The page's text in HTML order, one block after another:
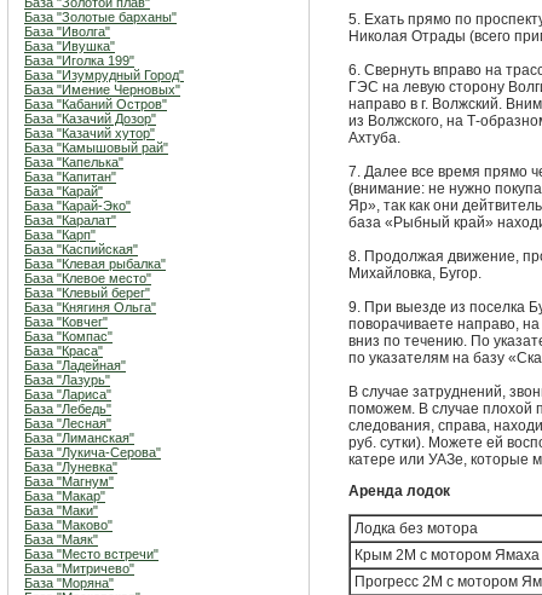
База "Золотые барханы"
База "Иволга"
База "Ивушка"
База "Иголка 199"
База "Изумрудный Город"
База "Имение Черновых"
База "Кабаний Остров"
База "Казачий Дозор"
База "Казачий хутор"
База "Камышовый рай"
База "Капелька"
База "Капитан"
База "Карай"
База "Карай-Эко"
База "Каралат"
База "Карп"
База "Каспийская"
База "Клевая рыбалка"
База "Клевое место"
База "Клевый берег"
База "Княгиня Ольга"
База "Ковчег"
База "Компас"
База "Краса"
База "Ладейная"
База "Лазурь"
База "Лариса"
База "Лебедь"
База "Лесная"
База "Лиманская"
База "Лукича-Серова"
База "Луневка"
База "Магнум"
База "Макар"
База "Маки"
База "Маково"
База "Маяк"
База "Место встречи"
База "Митричево"
База "Моряна"
5. Ехать прямо по
Николая Отрады (всего
6. Свернуть вправо на
ГЭС на левую сторону
направо в г. Волжский.
из Волжского, на Т-
Ахтуба.
7. Далее все время прямо
(внимание: не нужно
Яр», так как они
база «Рыбный край»
8. Продолжая движение,
Михайловка, Бугор.
9. При выезде из поселка
поворачиваете направо,
вниз по течению. По
по указателям на базу
В случае затруднений,
поможем. В случае плохой
следования, справа,
руб. сутки). Можете ей
катере или УАЗе, которые
Аренда лодок
Лодка без мотора
Крым 2М с мотором Ямаха
Прогресс 2М с мотором